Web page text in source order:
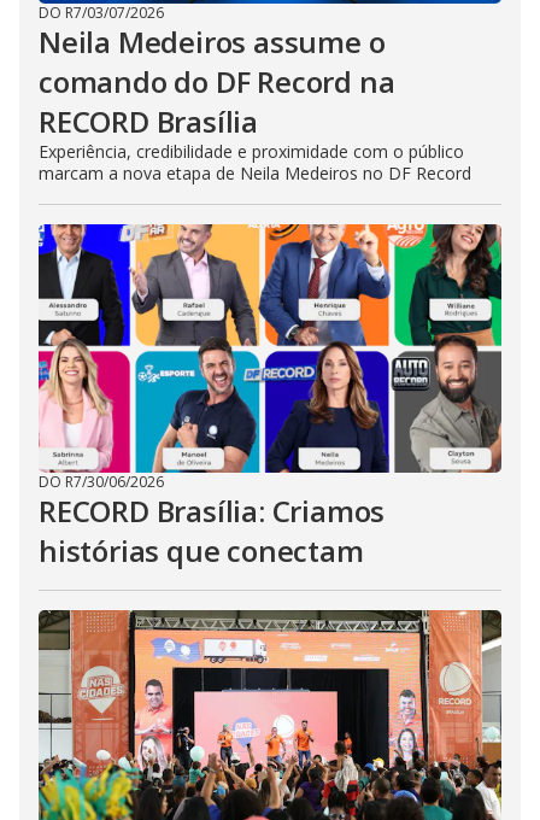
DO R7/03/07/2026
Neila Medeiros assume o
comando do DF Record na
RECORD Brasília
Experiência, credibilidade e proximidade com o público
marcam a nova etapa de Neila Medeiros no DF Record
DO R7/30/06/2026
RECORD Brasília: Criamos
histórias que conectam